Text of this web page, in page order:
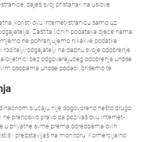
daješ svoj pristanak na uslove
koristi ovu internet-stranicu samo uz
Zaštita ličnih podataka djece nama
ne pohranjujemo nikakve podatke
roditelji/odgajatelji na dadnu svoje odobrenje.
bez odgovarajućeg odobrenja unose
osobama unose podaci, brišemo te
slučaju nije dogovoreno nešto drugo
ne prenosivo pravo da pozivaš ovu internet-
u privatne svrhe prema odredbama ovih
i predstavljaš na monitoru. Komercijalno